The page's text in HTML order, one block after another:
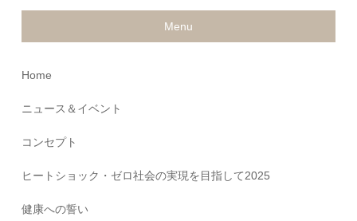
Menu
Home
ニュース＆イベント
コンセプト
ヒートショック・ゼロ社会の実現を目指して2025
健康への誓い